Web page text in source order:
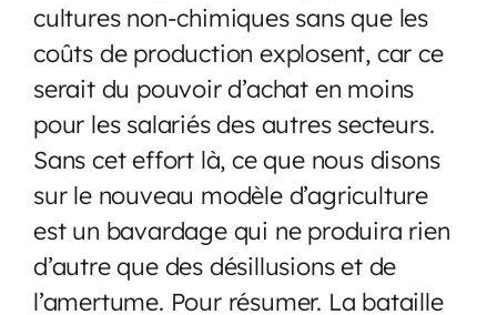
cultures non-chimiques sans que les
coûts de production explosent, car ce
serait du pouvoir d’achat en moins
pour les salariés des autres secteurs.
Sans cet effort là, ce que nous disons
sur le nouveau modèle d’agriculture
est un bavardage qui ne produira rien
d’autre que des désillusions et de
l’amertume. Pour résumer. La bataille